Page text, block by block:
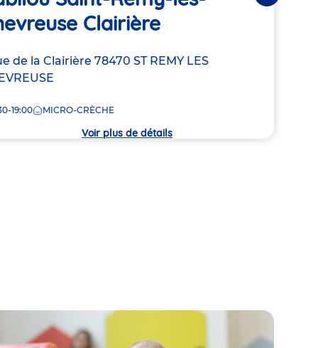
Clairière
de la Clairière 78470 ST REMY LES
19:00 MICRO-CRÈCHE
Voir plus de détails